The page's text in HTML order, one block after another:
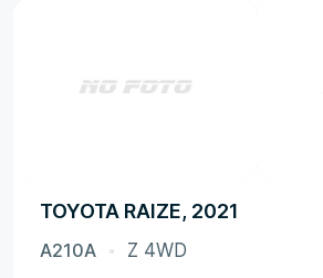
TOYOTA RAIZE, 2021
A210A Z 4WD